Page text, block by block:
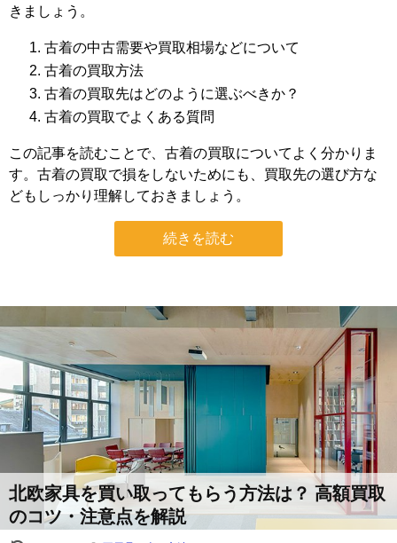
きましょう。
古着の中古需要や買取相場などについて
古着の買取方法
古着の買取先はどのように選ぶべきか？
古着の買取でよくある質問
この記事を読むことで、古着の買取についてよく分かりま
す。古着の買取で損をしないためにも、買取先の選び方な
どもしっかり理解しておきましょう。
続きを読む
北欧家具を買い取ってもらう方法は？ 高額買取
のコツ・注意点を解説